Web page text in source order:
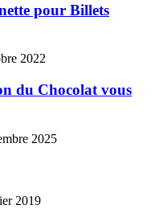
pour Billets
2022
du Chocolat vous
2025
2019